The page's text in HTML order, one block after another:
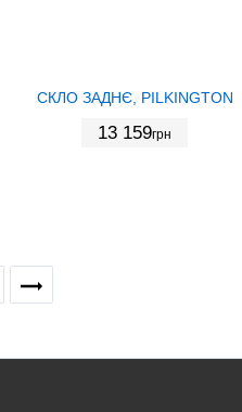
СКЛО ЗАДНЄ, PILKINGTON
13 159грн